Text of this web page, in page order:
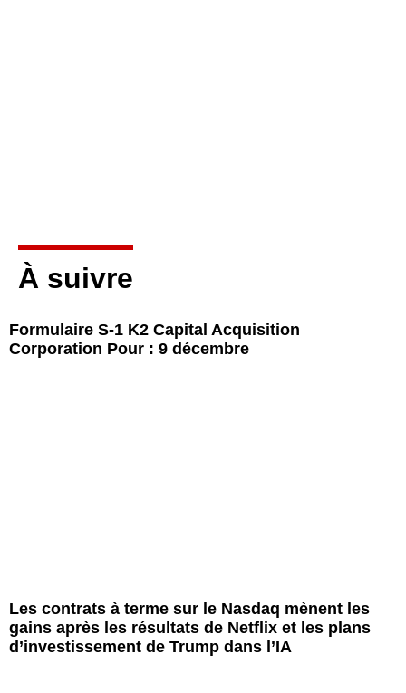
À suivre
Formulaire S-1 K2 Capital Acquisition
Corporation Pour : 9 décembre
Les contrats à terme sur le Nasdaq mènent les
gains après les résultats de Netflix et les plans
d’investissement de Trump dans l’IA